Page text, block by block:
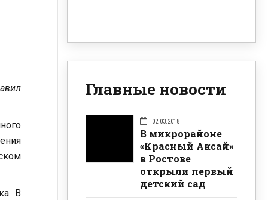
В
Главные новости
02.03.2018
В микрорайоне
«Красный Аксай»
в Ростове
открыли первый
детский сад